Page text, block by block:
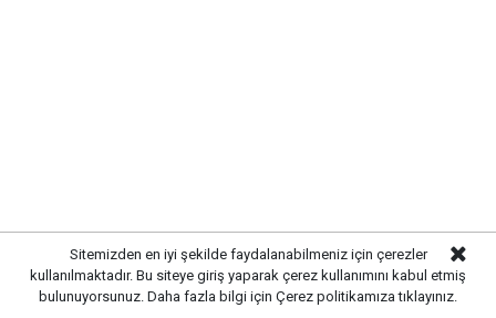
KIRIKKALE KUYUMCULAR
Sitemizden en iyi şekilde faydalanabilmeniz için çerezler
kullanılmaktadır. Bu siteye giriş yaparak çerez kullanımını kabul etmiş
bulunuyorsunuz. Daha fazla bilgi için Çerez politikamıza tıklayınız.